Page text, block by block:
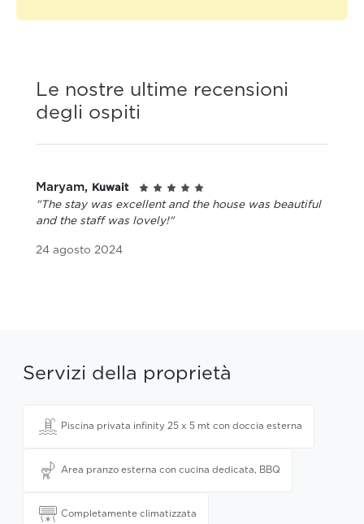
Le nostre ultime recensioni
degli ospiti
Maryam, Kuwait
"The stay was excellent and the house was beautiful
and the staff was lovely!"
24 agosto 2024
Servizi della proprietà
Piscina privata infinity 25 x 5 mt con doccia esterna
Area pranzo esterna con cucina dedicata, BBQ
Completamente climatizzata